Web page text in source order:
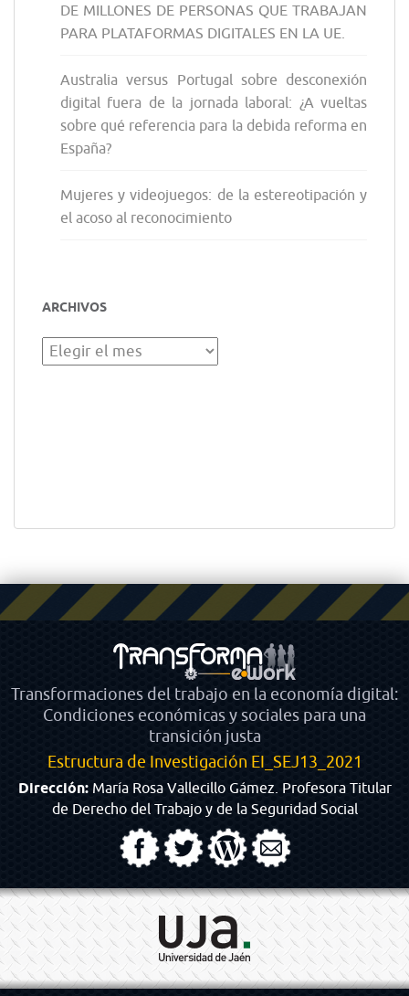
DE MILLONES DE PERSONAS QUE TRABAJAN
PARA PLATAFORMAS DIGITALES EN LA UE.
Australia versus Portugal sobre desconexión
digital fuera de la jornada laboral: ¿A vueltas
sobre qué referencia para la debida reforma en
España?
Mujeres y videojuegos: de la estereotipación y
el acoso al reconocimiento
ARCHIVOS
Archivos
Transformaciones del trabajo en la economía digital:
Condiciones económicas y sociales para una
transición justa
Estructura de Investigación EI_SEJ13_2021
Dirección:María Rosa Vallecillo Gámez. Profesora Titular
de Derecho del Trabajo y de la Seguridad Social